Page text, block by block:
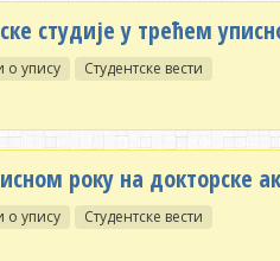
студије у трећем
о упису Студентске вести
року на докторске
о упису Студентске вести